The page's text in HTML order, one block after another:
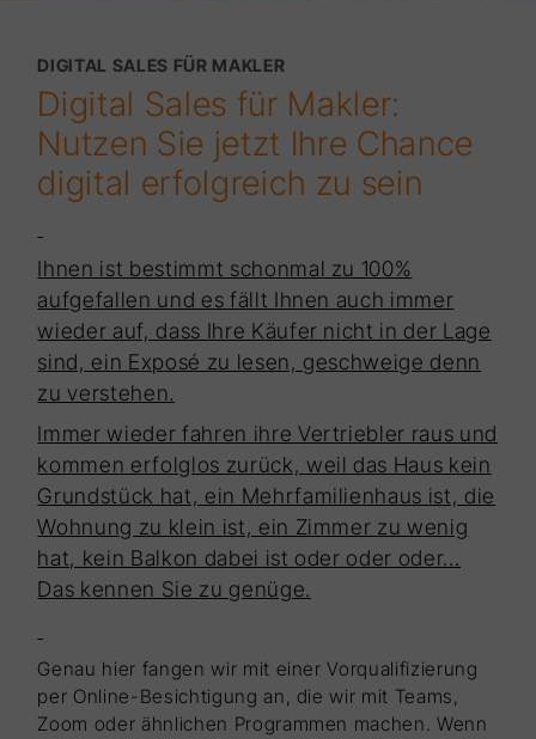
DIGITAL SALES FÜR MAKLER
Digital Sales für Makler:
Nutzen Sie jetzt Ihre Chance
digital erfolgreich zu sein
Ihnen ist bestimmt schonmal zu 100%
aufgefallen und es fällt Ihnen auch immer
wieder auf, dass Ihre Käufer nicht in der Lage
sind, ein Exposé zu lesen, geschweige denn
zu verstehen.
Immer wieder fahren ihre Vertriebler raus und
kommen erfolglos zurück, weil das Haus kein
Grundstück hat, ein Mehrfamilienhaus ist, die
Wohnung zu klein ist, ein Zimmer zu wenig
hat, kein Balkon dabei ist oder oder oder…
Das kennen Sie zu genüge.
Genau hier fangen wir mit einer Vorqualifizierung
per Online-Besichtigung an, die wir mit Teams,
Zoom oder ähnlichen Programmen machen. Wenn